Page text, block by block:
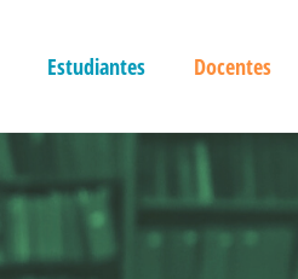
Estudiantes Docentes